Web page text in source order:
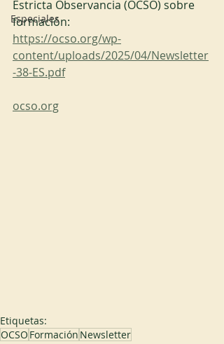
Especiales
Estricta Observancia (OCSO) sobre
formación:
https://ocso.org/wp-
content/uploads/2025/04/Newsletter
-38-ES.pdf
ocso.org
Etiquetas:
OCSO Formación Newsletter